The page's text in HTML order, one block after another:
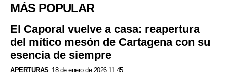
MÁS POPULAR
El Caporal vuelve a casa: reapertura
del mítico mesón de Cartagena con su
esencia de siempre
APERTURAS 18 de enero de 2026 11:45